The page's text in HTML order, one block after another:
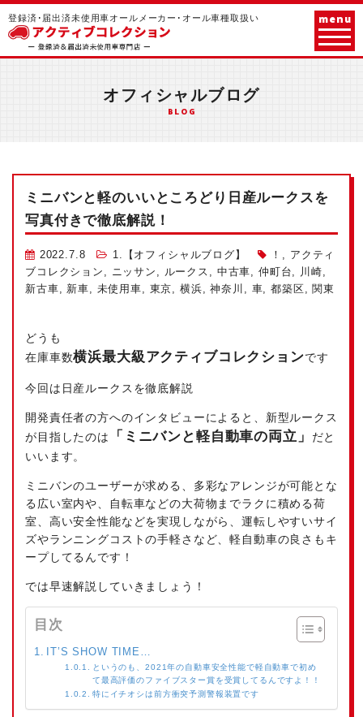
登録済･届出済未使用車オールメーカー･オール車種取扱い menu
オフィシャルブログ
BLOG
ミニバンと軽のいいところどり 日産ルークスを
写真付きで徹底解説！
2022.7.8 1.【オフィシャルブログ】 ！ , アクティ
ブコレクション , ニッサン , ルークス , 中古車, 仲町台, 川崎,
新古車, 新車, 未使用車, 東京,横浜,神奈川 , 車,都築区 , 関東
どうも
在庫車数横浜最大級アクティブコレクションです
今回は日産ルークスを徹底解説
開発責任者の方へのインタビューによると、新型ルークス
が目指したのは
「ミニバンと軽自動車の両立」
だと
いいます。
ミニバンのユーザーが求める、多彩なアレンジが可能とな
る広い室内や、自転車などの大荷物までラクに積める荷
室、高い安全性能などを実現しながら、運転しやすいサイ
ズやランニングコストの手軽さなど、軽自動車の良さもキ
ープしてるんです！
では早速解説していきましょう！
目次
IT’S SHOW TIME…
というのも、2021年の自動車安全性能で軽自動車で初め
て最高評価のファイブスター賞を受賞してるんですよ！！
特にイチオシは前方衝突予測警報装置です